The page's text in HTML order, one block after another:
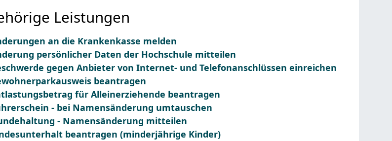
Leistungen
an die Krankenkasse melden
persönlicher Daten der Hochschule mitteilen
gegen Anbieter von Internet- und Telefonanschlüssen einreichen
beantragen
für Alleinerziehende beantragen
- bei Namensänderung umtauschen
- Namensänderung mitteilen
beantragen (minderjährige Kinder)